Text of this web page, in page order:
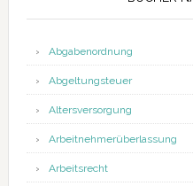
Abgabenordnung
Abgeltungsteuer
Altersversorgung
Arbeitnehmerüberlassung
Arbeitsrecht